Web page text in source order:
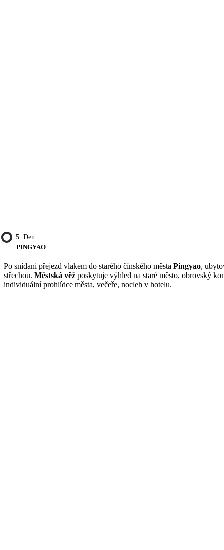
5. Den:
PINGYAO
Po snídani přejezd vlakem do starého čínského města Pingyao,
střechou. Městská věž poskytuje výhled na staré město, obrovský
individuální prohlídce města, večeře, nocleh v hotelu.